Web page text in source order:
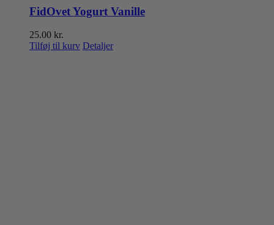
FidOvet Yogurt Vanille
25.00 kr.
Tilføj til kurv Detaljer